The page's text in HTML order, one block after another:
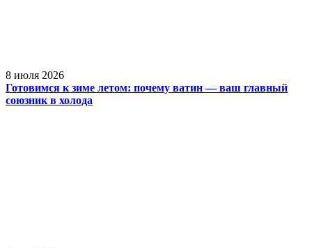
8 июля 2026
Готовимся к зиме летом: почему ватин — ваш главный
союзник в холода